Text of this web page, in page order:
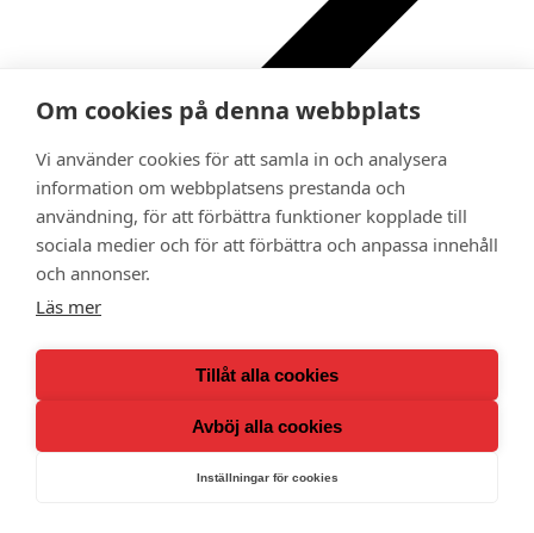
Ge bort ett medlemskap i Adoptionscentrum som
gåva
Kalender
Lokalavdelningar
Om cookies på denna webbplats
Vi använder cookies för att samla in och analysera
information om webbplatsens prestanda och
användning, för att förbättra funktioner kopplade till
sociala medier och för att förbättra och anpassa innehåll
och annonser.
Läs mer
Tillåt alla cookies
Avböj alla cookies
Inställningar för cookies